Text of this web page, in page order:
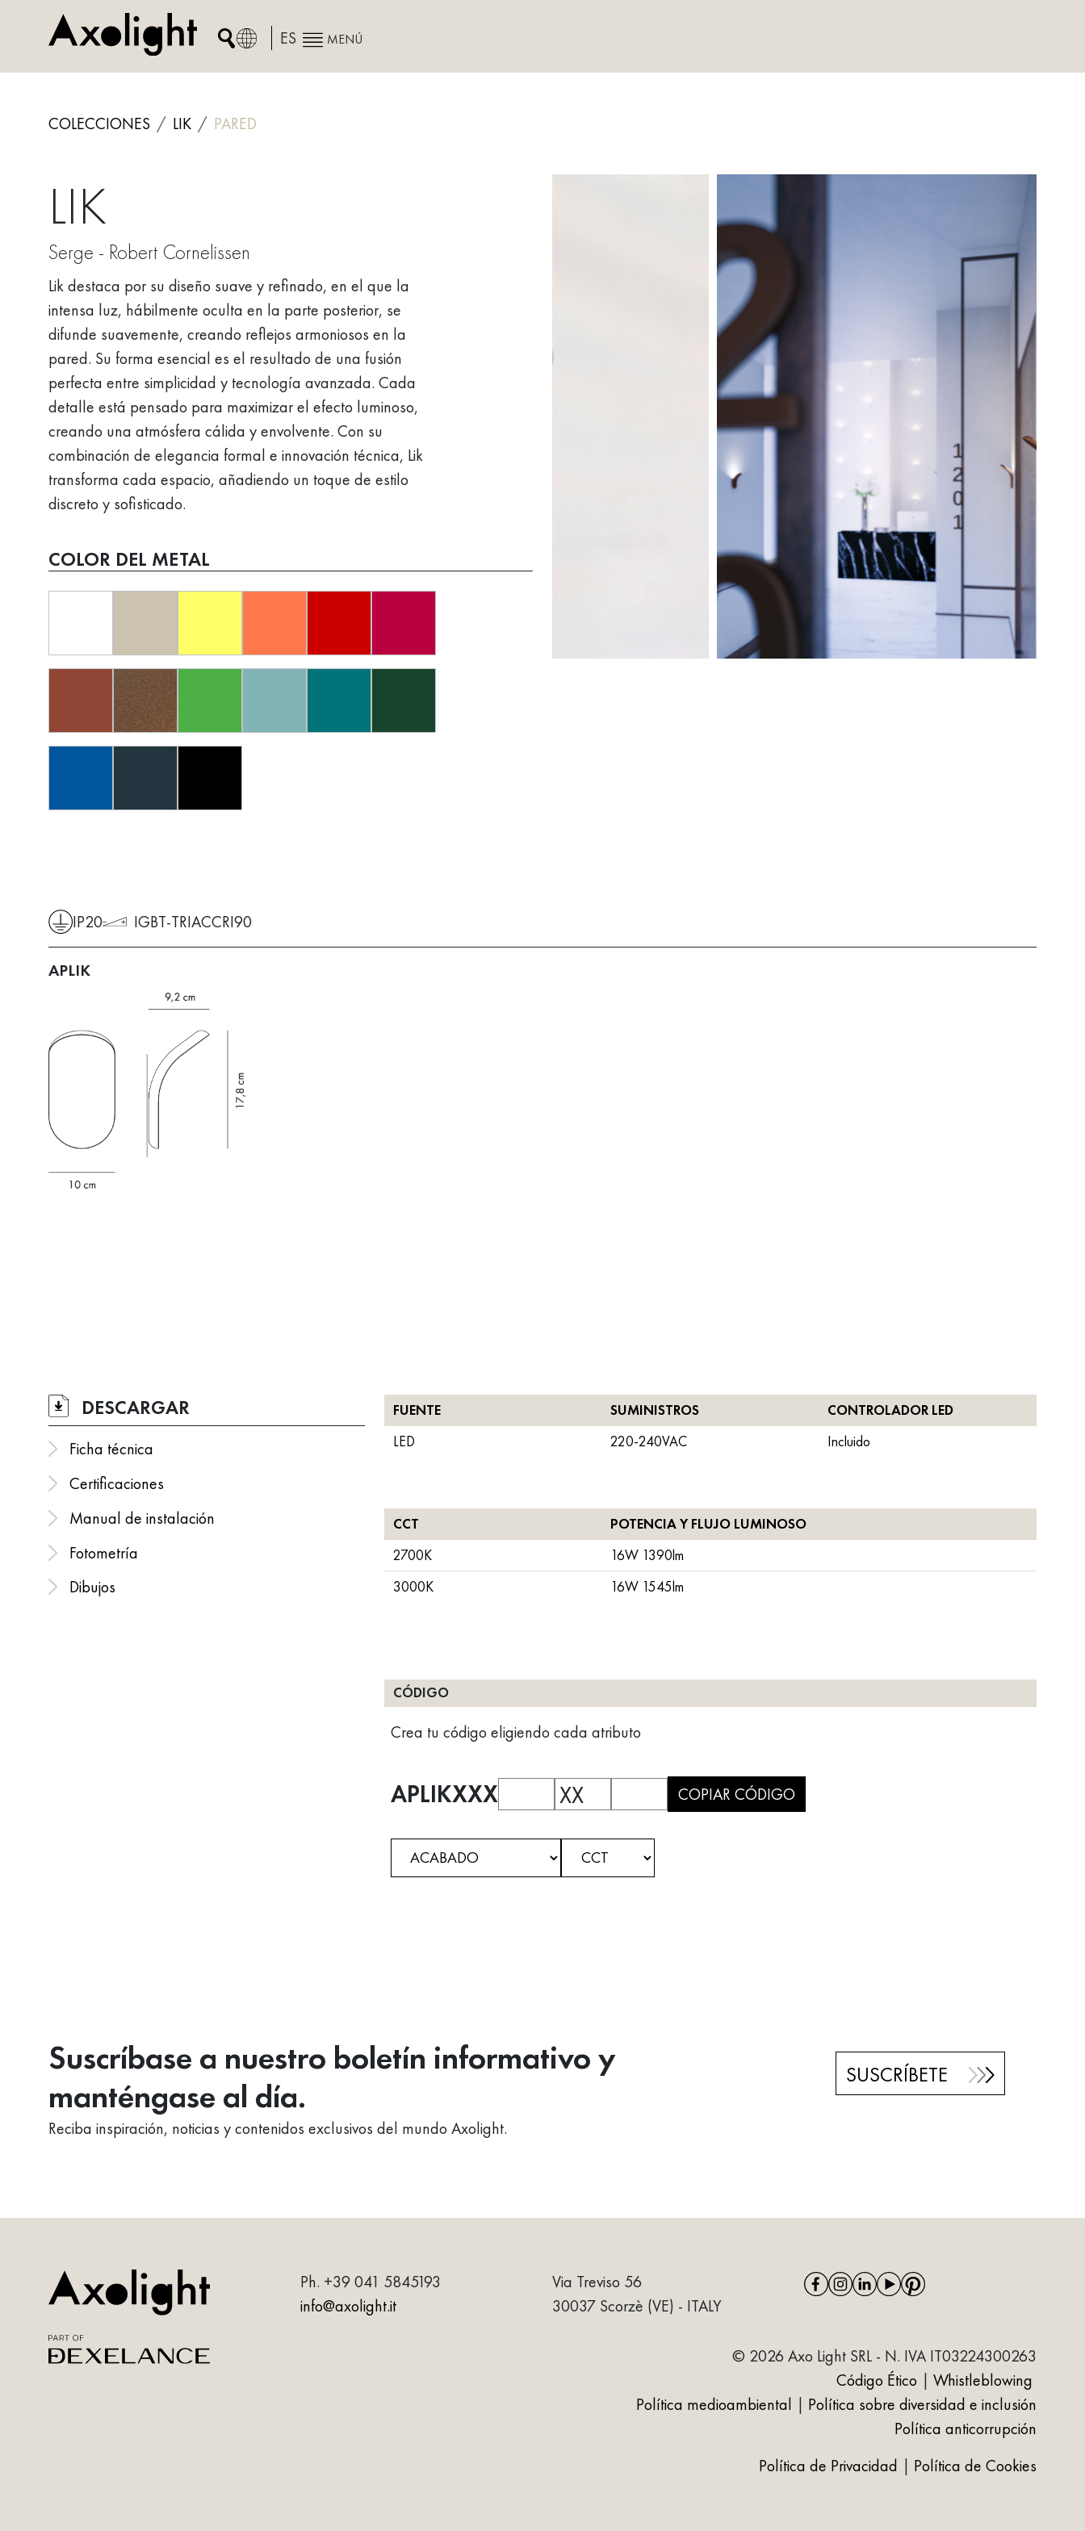
ES MENÚ
COLECCIONES LIK PARED
LIK
Serge - Robert Cornelissen
Lik destaca por su diseño suave y refinado, en el que la
intensa luz, hábilmente oculta en la parte posterior, se
difunde suavemente, creando reflejos armoniosos en la
pared. Su forma esencial es el resultado de una fusión
perfecta entre simplicidad y tecnología avanzada. Cada
detalle está pensado para maximizar el efecto luminoso,
creando una atmósfera cálida y envolvente. Con su
combinación de elegancia formal e innovación técnica, Lik
transforma cada espacio, añadiendo un toque de estilo
discreto y sofisticado.
COLOR DEL METAL
IP20 IGBT-TRIACCRI90
APLIK
DESCARGAR
Ficha técnica
Certificaciones
Manual de instalación
Fotometría
Dibujos
CCT
POTENCIA Y FLUJO LUMINOSO
2700K
16W 1390lm
3000K
16W 1545lm
FUENTE SUMINISTROS
CONTROLADOR LED
LED
220-240VAC Incluido
CÓDIGO
Crea tu código eligiendo cada atributo
APLIKXXX XX COPIAR CÓDIGO
Suscríbase a nuestro boletín informativo y
manténgase al día.
Reciba inspiración, noticias y contenidos exclusivos del mundo Axolight.
SUSCRÍBETE
Ph. +39 041 5845193
info@axolight.it
Via Treviso 56
30037 Scorzè (VE) - ITALY
© 2026 Axo Light SRL - N. IVA IT03224300263
Código Ético | Whistleblowing
Política medioambiental | Política sobre diversidad e inclusión
Política anticorrupción
Política de Privacidad | Política de Cookies